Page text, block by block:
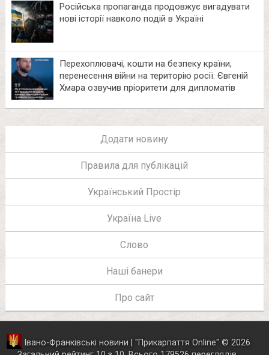
Російська пропаганда продовжує вигадувати
нові історії навколо подій в Україні
Перехоплювачі, кошти на безпеку країни,
перенесення війни на територію росії: Євгеній
Хмара озвучив пріоритети для дипломатів
Додати новину
Правила для публікацій
Український Простір
Україна Live
Слово
Наші банери
Про сайт
Івано-Франківські новини | "Прикарпаття Online" © 2026